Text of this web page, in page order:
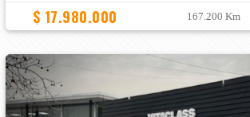
$ 17.980.000 167.200 Km